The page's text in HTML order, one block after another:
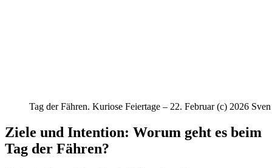
Tag der Fähren. Kuriose Feiertage – 22. Februar (c) 2026
Ziele und Intention: Worum geht es beim
Tag der Fähren?